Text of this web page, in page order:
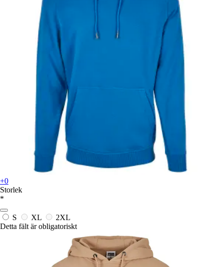
+0
Storlek
*
S XL
2XL
Detta fält är obligatoriskt